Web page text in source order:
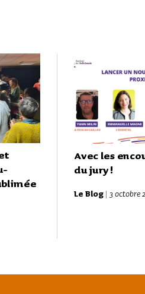
Avec les
du jury !
Le Blog | 3 octobre